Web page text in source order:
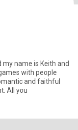
my name is Keith and
with people
and faithful
All you